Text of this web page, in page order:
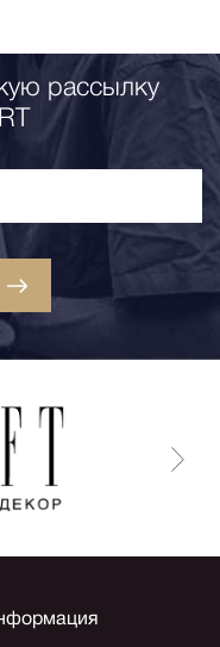
рассылку